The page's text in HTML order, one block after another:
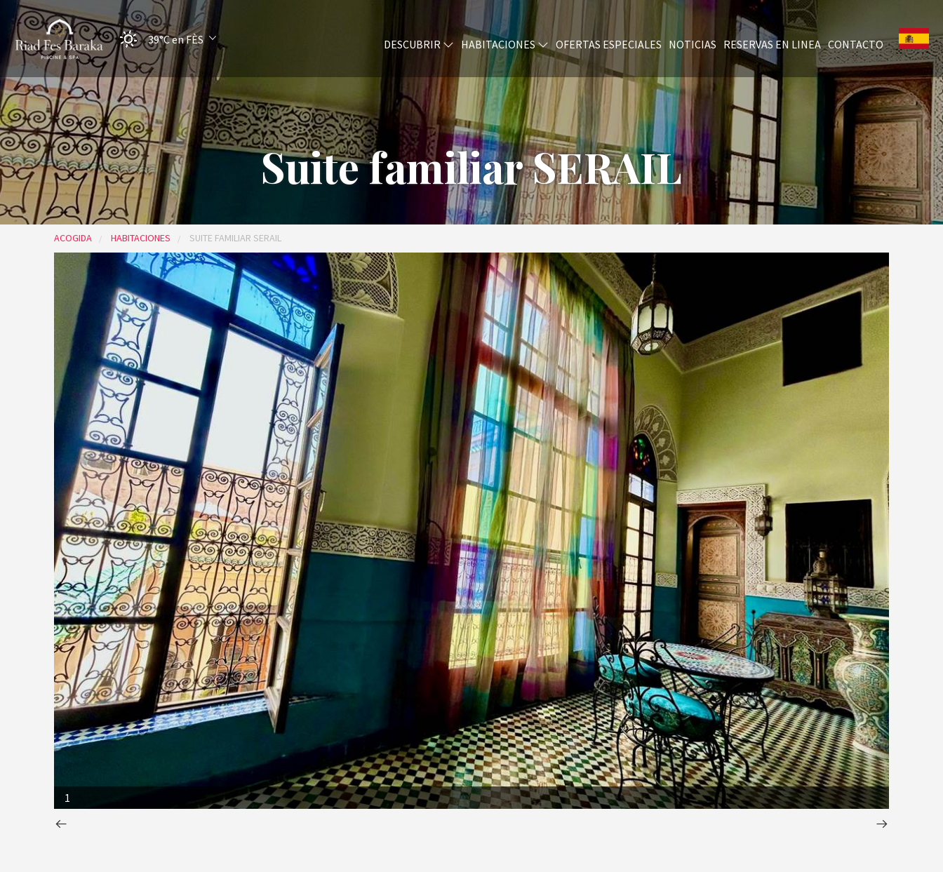
39°Cen FÈS DESCUBRIR HABITACIONES OFERTAS ESPECIALES NOTICIAS RESERVAS EN LINEA CONTACTO
Suite familiar SERAIL
ACOGIDA HABITACIONES SUITE FAMILIAR SERAIL
1